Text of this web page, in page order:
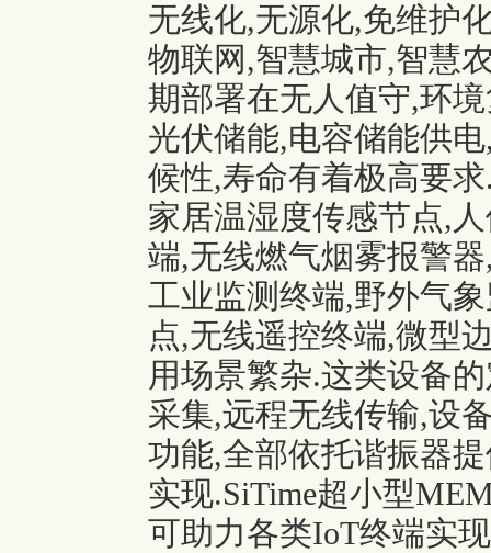
无线化,无源化,免维护
物联网,智慧城市,智慧
期部署在无人值守,环
光伏储能,电容储能供
候性,寿命有着极高要
家居温湿度传感节点,
端,无线燃气烟雾报警
工业监测终端,野外气
点,无线遥控终端,微型
用场景繁杂.这类设备
采集,远程无线传输,设
功能,全部依托谐振器
实现.SiTime超小型
可助力各类IoT终端实